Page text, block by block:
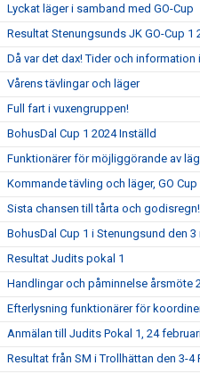
Lyckat läger i samband med GO-Cup
Resultat Stenungsunds JK GO-Cup 1
Då var det dax! Tider och information
Vårens tävlingar och läger
Full fart i vuxengruppen!
BohusDal Cup 1 2024 Inställd
Funktionärer för möjliggörande av
Kommande tävling och läger, GO
Sista chansen till tårta och godisregn!
BohusDal Cup 1 i Stenungsund den 3
Resultat Judits pokal 1
Handlingar och påminnelse årsmöte
Efterlysning funktionärer för
Anmälan till Judits Pokal 1, 24
Resultat från SM i Trollhättan den 3-4